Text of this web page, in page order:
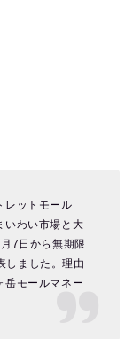
レットモール
いわい市場と大
7日から無期限
しました。理由
岳モールマネー